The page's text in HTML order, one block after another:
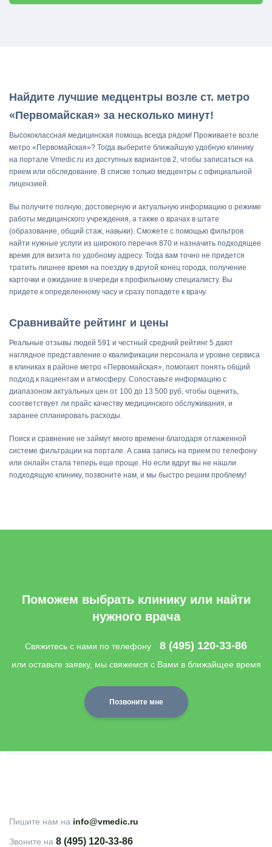
Найдите лучшие медцентры возле ст. метро
«Первомайская» за несколько минут!
Высококлассная медицинская помощь всегда рядом! Проживаете возле
метро «Первомайская»? Тогда выберите ближайшую удобную клинику
на портале Vmedic.ru из доступных вариантов 2, чтобы записаться на
прием или обследование. В списке только медцентры с официальной
лицензией.
Вы получите полную, достоверную и актуальную информацию о режиме
работы медицинского учреждения, а также о врачах в штате
(образование, общий стаж, навыки). Сможете с помощью фильтров
найти нужные услуги из широкого перечня 870 и назначить подходящее
время для визита по удобному адресу. Тогда вам точно не придется
тратить лишнее время на поездку в другой конец города, получение
карточки и ожидание в очереди к профильному специалисту. Вы
придете к определенному часу и сразу попадете к врачу.
Сравнивайте рейтинг и цены
Реальные отзывы людей 591 и честный средний рейтинг 5 дают
наглядное представление о квалификации персонала и уровне сервиса
в клиниках в районе метро «Первомайская», помогают понять общий
подход к пациентам и атмосферу. Сопоставьте информацию с
диапазоном актуальных цен от 100 до 13 500 руб, чтобы оценить,
соответствует ли прайс качеству медицинского обслуживания, и
заранее спланировать расходы.
Поиск и сравнение не займут много времени благодаря отлаженной
системе фильтрации на портале. А сама запись на прием по телефону
или онлайн стала теперь еще проще. Но если вдруг вы не нашли
подходящую клинику, позвоните нам, и мы быстро решим проблему!
Поможем выбрать клинику или найти
нужного врача
Свяжитесь с нами по телефону 8 (495) 120-33-86
или оставьте заявку, мы свяжемся с Вами в ближайщее время
Позвоните мне
Пишите нам на info@vmedic.ru
Звоните на 8 (495) 120-33-86